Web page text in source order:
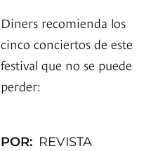
Diners recomienda los
cinco conciertos de este
festival que no se puede
perder:
POR: REVISTA